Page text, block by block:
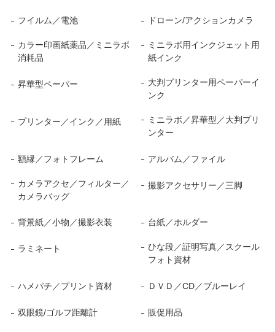
フイルム／電池 ドローン/アクションカメラ
カラー印画紙薬品／ミニラボ
消耗品
ミニラボ用インクジェット用
紙インク
昇華型ペーパー
大判プリンター用ペーパーイ
ンク
プリンター／インク／用紙
ミニラボ／昇華型／大判プリ
ンター
額縁／フォトフレーム アルバム／ファイル
カメラアクセ／フィルター／
カメラバッグ
撮影アクセサリー／三脚
背景紙／小物／撮影衣装 台紙／ホルダー
ラミネート
ひな段／証明写真／スクール
フォト資材
ハメパチ／プリント資材 ＤＶＤ／CD／ブルーレイ
双眼鏡/ゴルフ距離計 販促用品